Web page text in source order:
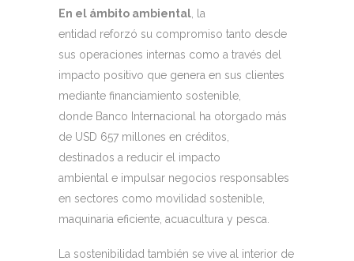
En el ámbito ambiental , la
entidad reforzó su compromiso tanto desde
sus operaciones internas como a través del
impacto positivo que genera en sus clientes
mediante financiamiento sostenible,
donde Banco Internacional ha otorgado más
de USD 657 millones en créditos,
destinados a reducir el impacto
ambiental e impulsar negocios responsables
en sectores como movilidad sostenible,
maquinaria eficiente, acuacultura y pesca.
La sostenibilidad también se vive al interior de